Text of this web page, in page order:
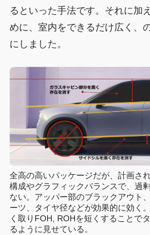
るといった手法です。それに加
めに、室内をできるだけ広く、
にしました。
全高の高いパッケージだが、計画さ
構成やグラフィックバランスで、過
ない。アッパー部のブラックアウト
ーツ、タイヤ径などが効果的に効く
く取りFOH, ROHを短くすることで
るように見せている。